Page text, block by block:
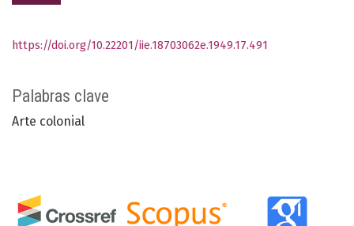
Palabras clave
Arte colonial
https://doi.org/10.22201/iie.18703062e.1949.17.491